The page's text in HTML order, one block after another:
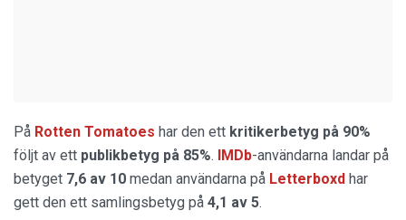
På Rotten Tomatoes har den ett kritikerbetyg på 90%
följt av ett publikbetyg på 85%. IMDb-användarna landar på
betyget 7,6 av 10 medan användarna på Letterboxd har
gett den ett samlingsbetyg på 4,1 av 5.